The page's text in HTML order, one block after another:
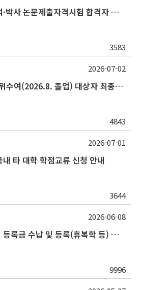
2026학년도 2학기 석·박사 논문제출자격시험 합격자 공고(TSQ Exam Result)
3583
2025학년도 후기 학위수여(2026.8. 졸업) 대상자 최종인준 논문 제출 안내
4843
2026-07-02
타 대학 학점교류 신청 안내
3644
2026-07-01
2026학년도 제2학기 등록금 수납 및 등록(휴복학 등) 일정 안내
9996
2026-06-08